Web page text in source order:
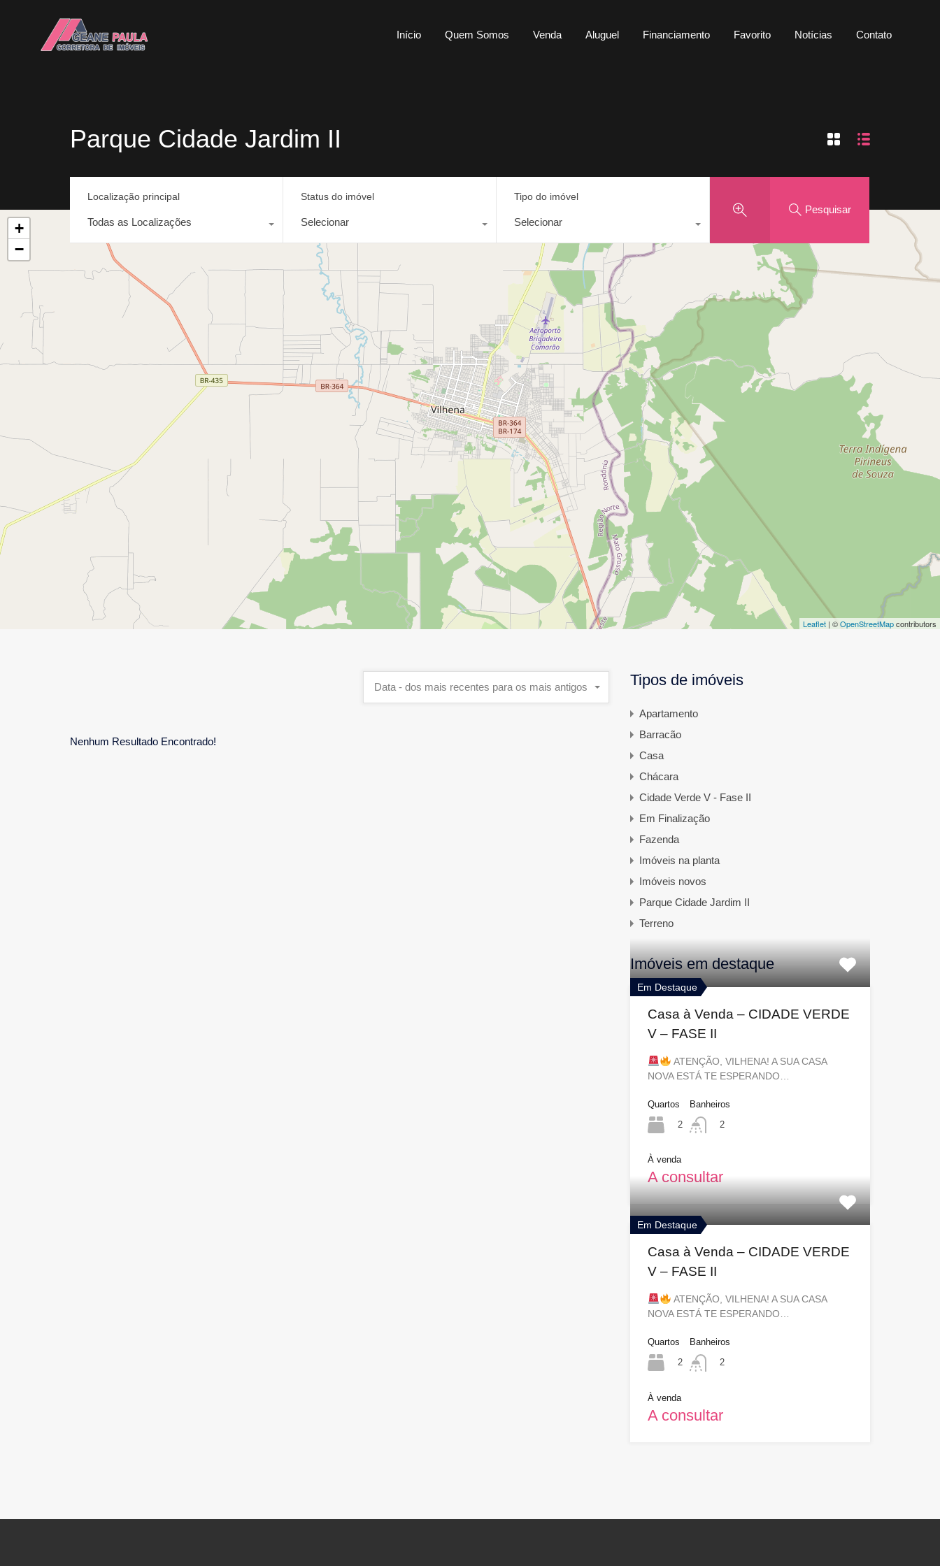
Início Quem Somos Venda Aluguel Financiamento Favorito Notícias Contato
Parque Cidade Jardim II
Localização principal
Todas as Localizações
Status do imóvel
Selecionar
Tipo do imóvel
Selecionar
Pesquisar
+
−
Leaflet | ©OpenStreetMapcontributors
Data - dos mais recentes para os mais antigos
Nenhum Resultado Encontrado!
Tipos de imóveis
Apartamento
Barracão
Casa
Chácara
Cidade Verde V - Fase II
Em Finalização
Fazenda
Imóveis na planta
Imóveis novos
Parque Cidade Jardim II
Terreno
Imóveis em destaque
Em Destaque
Casa à Venda – CIDADE VERDE
V – FASE II
ATENÇÃO, VILHENA! A SUA CASA
NOVA ESTÁ TE ESPERANDO…
Quartos
2
Banheiros
2
À venda
A consultar
Em Destaque
Casa à Venda – CIDADE VERDE
V – FASE II
ATENÇÃO, VILHENA! A SUA CASA
NOVA ESTÁ TE ESPERANDO…
Quartos
2
Banheiros
2
À venda
A consultar